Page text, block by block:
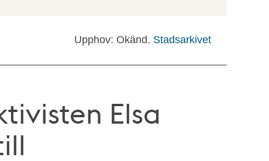
Upphov: Okänd. Stadsarkivet
Elsa